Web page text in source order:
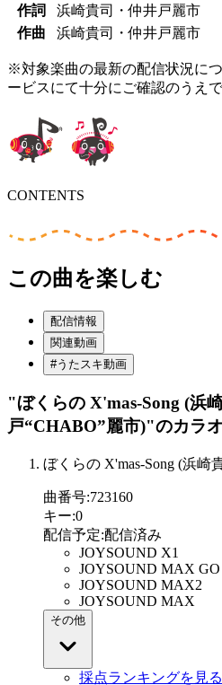
作詞
浜崎貴司・仲井戸麗市
作曲
浜崎貴司・仲井戸麗市
※対象楽曲の最新の配信状況に
ービスにて十分にご確認のうえ
CONTENTS
この曲を楽しむ
配信情報
関連動画
#うたスキ動画
"ぼくらの X'mas-Song (浜
戸“CHABO”麗市)"のカラ
ぼくらの X'mas-Song (浜崎
曲番号:723160
キー:0
配信予定:配信済み
JOYSOUND X1
JOYSOUND MAX GO
JOYSOUND MAX2
JOYSOUND MAX
その他
採点ランキングを見る